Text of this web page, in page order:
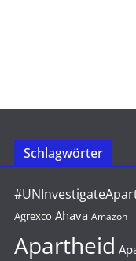
Schlagwörter
Agrexco Ahava Amazon
Apartheid